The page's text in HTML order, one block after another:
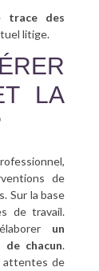
trace des
litige.
LA
de
Sur la base
de travail.
un
de chacun.
attentes de